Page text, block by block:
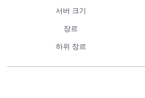
서버 크기
장르
하위 장르